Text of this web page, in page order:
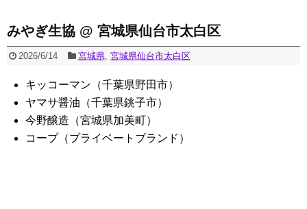
みやぎ生協 @ 宮城県仙台市太白区
2026/6/14 宮城県, 宮城県仙台市太白区
キッコーマン（千葉県野田市）
ヤマサ醤油（千葉県銚子市）
今野醸造（宮城県加美町）
コープ（プライベートブランド）